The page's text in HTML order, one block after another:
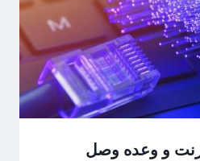
و وعده‌ وصل